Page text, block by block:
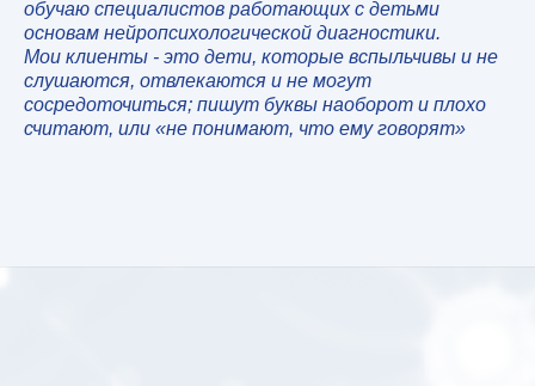
обучаю специалистов работающих с детьми
основам нейропсихологической диагностики.
Мои клиенты - это дети, которые вспыльчивы и не
слушаются, отвлекаются и не могут
сосредоточиться; пишут буквы наоборот и плохо
считают, или «не понимают, что ему говорят»